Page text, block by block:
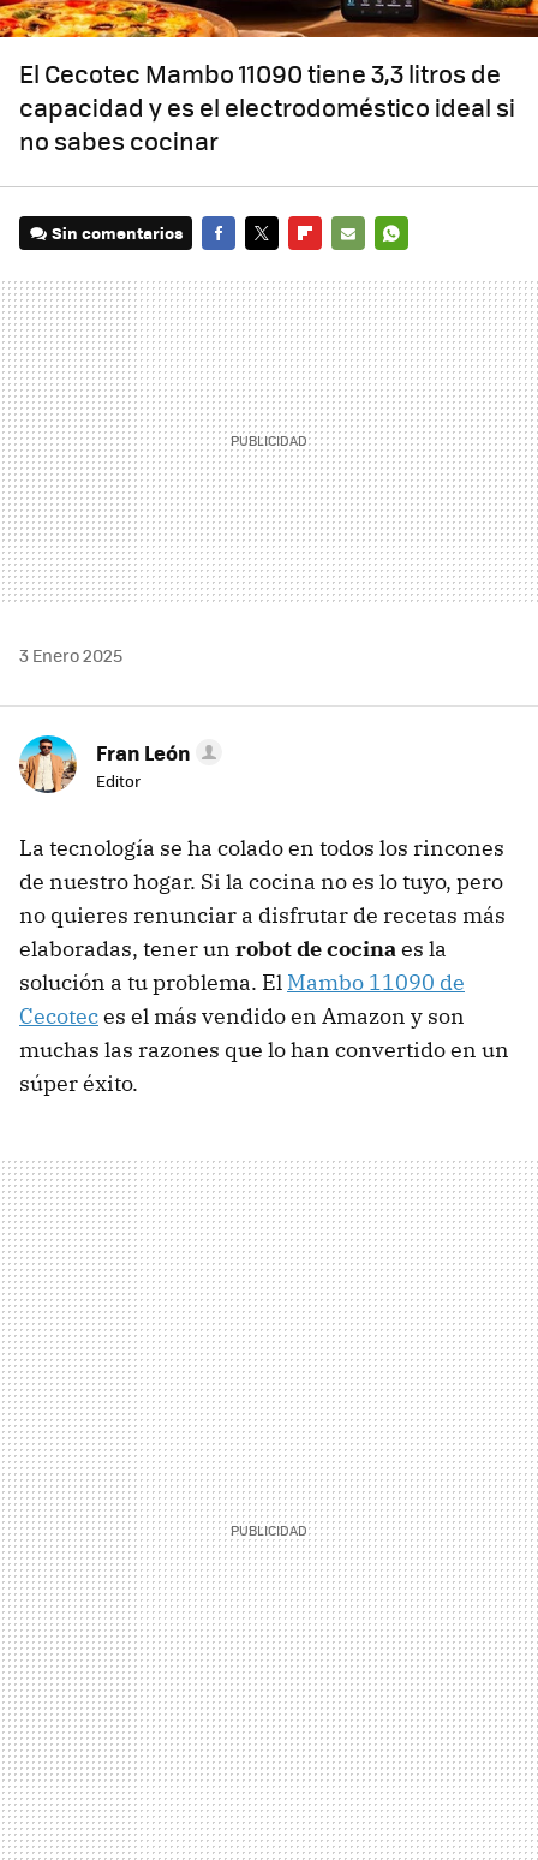
El Cecotec Mambo 11090 tiene 3,3 litros de
capacidad y es el electrodoméstico ideal si
no sabes cocinar
Sin comentarios
MAIL
3 Enero 2025
Fran León
Editor
La tecnología se ha colado en todos los rincones
de nuestro hogar. Si la cocina no es lo tuyo, pero
no quieres renunciar a disfrutar de recetas más
elaboradas, tener un robot de cocinaes la
solución a tu problema. El Mambo 11090 de
Cecoteces el más vendido en Amazon y son
muchas las razones que lo han convertido en un
súper éxito.